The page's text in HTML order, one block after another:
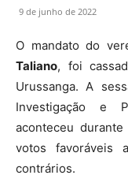
9 de junho de 2022
O mandato do
Taliano, foi
Urussanga. A
Investigação e
aconteceu
votos favoráveis
contrários.